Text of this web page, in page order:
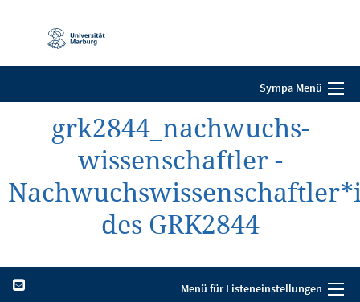
Navigation
Sympa Menü
grk2844_nachwuchs-
wissenschaftler -
des GRK2844
Menü für Listeneinstellungen